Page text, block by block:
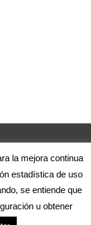
cookies
la mejora continua
estadística de uso
se entiende que
u obtener